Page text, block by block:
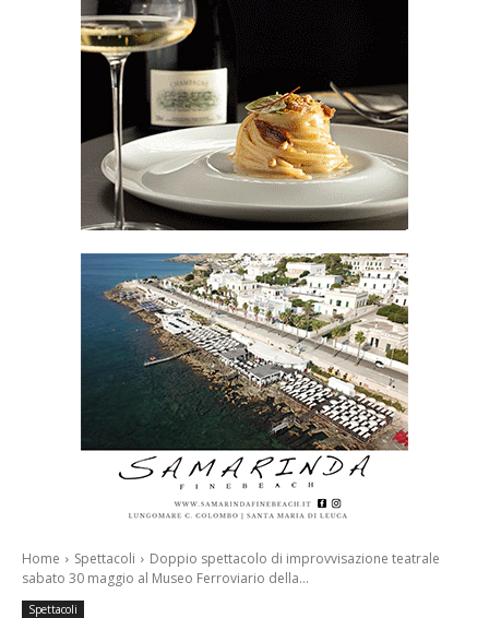
Home Spettacoli
Doppio spettacolo di improvvisazione teatrale
sabato 30 maggio al Museo Ferroviario della...
Spettacoli